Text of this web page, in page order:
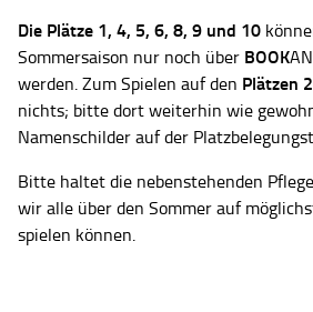
Die Plätze 1, 4, 5, 6, 8, 9 und 10
Sommersaison nur noch über BOOK
werden. Zum Spielen auf den Plätzen
nichts; bitte dort weiterhin wie
Namenschilder auf der
Bitte haltet die nebenstehenden
wir alle über den Sommer auf
spielen können.